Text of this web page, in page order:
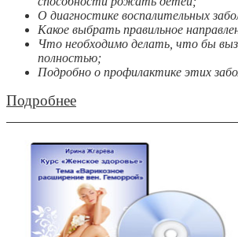
О диагностике воспалительных
Какое выбрать правильное
Что необходимо делать, что бы
полностью;
Подробно о профилактике этих
Подробнее